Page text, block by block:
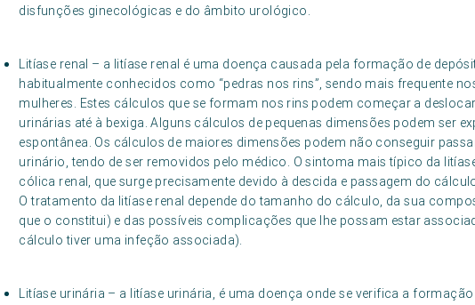
disfunções ginecológicas e do âmbito urológico.
Litíase renal – a litíase renal é uma doença causada pela formação de
habitualmente conhecidos como “pedras nos rins”, sendo mais frequente
mulheres. Estes cálculos que se formam nos rins podem começar a
urinárias até à bexiga. Alguns cálculos de pequenas dimensões podem ser
espontânea. Os cálculos de maiores dimensões podem não conseguir
urinário, tendo de ser removidos pelo médico. O sintoma mais típico da
cólica renal, que surge precisamente devido à descida e passagem do
O tratamento da litíase renal depende do tamanho do cálculo, da sua
que o constitui) e das possíveis complicações que lhe possam estar
cálculo tiver uma infeção associada).
Litíase urinária – a litíase urinária, é uma doença onde se verifica a